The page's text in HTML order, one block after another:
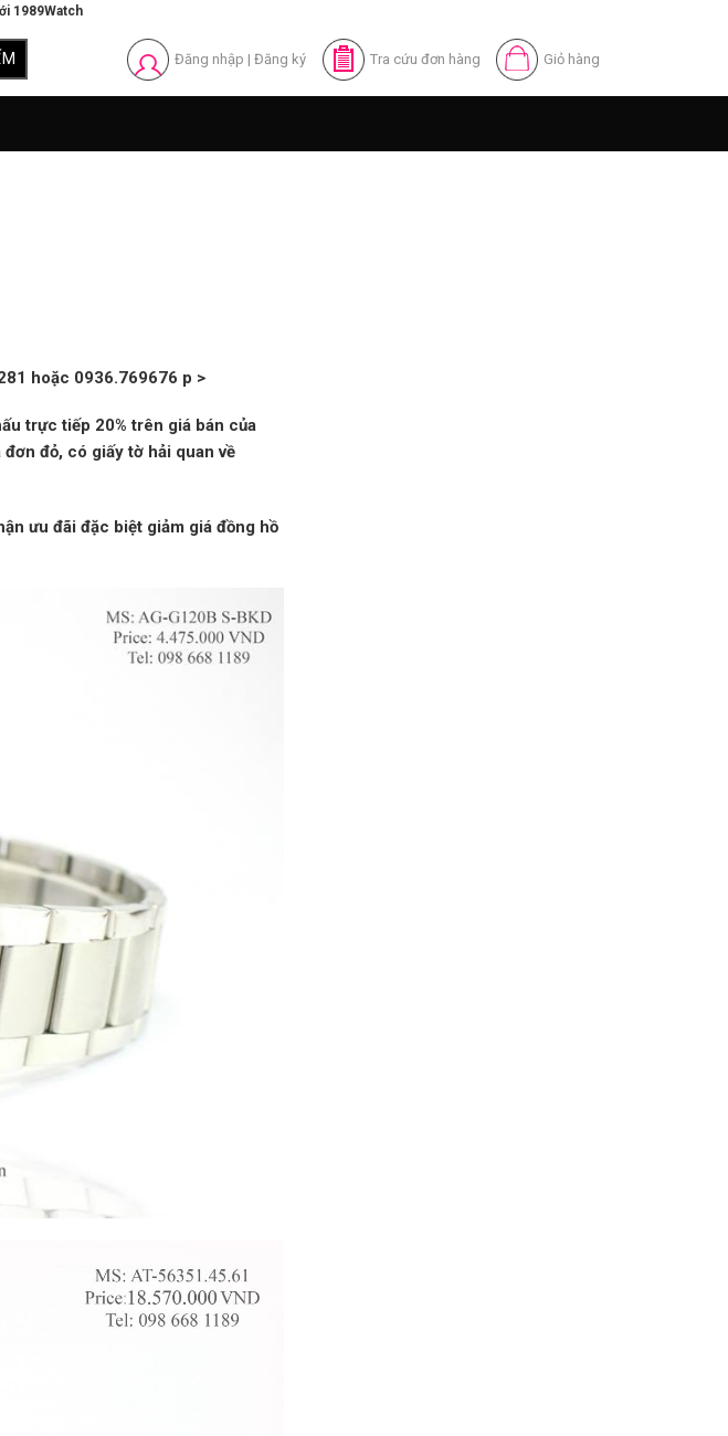
1989Watch
Đăng nhập | Đăng ký Tra cứu đơn hàng Giỏ hàng
hoặc 0936.769676 p >
trực tiếp 20%trên giá bán của
đỏ, có giấy tờ hải quan về
ưu đãi đặc biệt giảm giá đồng hồ